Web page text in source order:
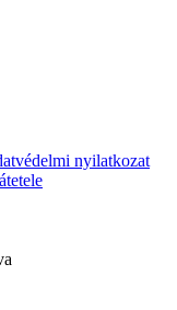
nyilatkozat